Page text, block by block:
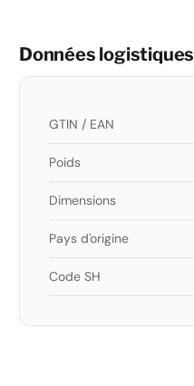
Données logistiques
GTIN / EAN
Poids
Dimensions
Pays d'origine
Code SH